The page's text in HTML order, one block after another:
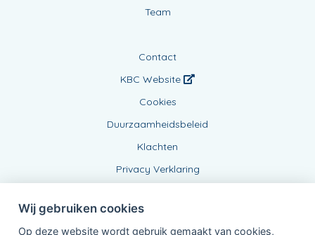
Team
Contact
KBC Website
Cookies
Duurzaamheidsbeleid
Klachten
Privacy Verklaring
Wij gebruiken cookies
Op deze website wordt gebruik gemaakt van cookies,